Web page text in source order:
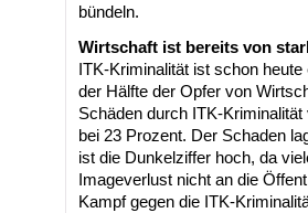
bündeln.
Wirtschaft ist bereits von
ITK-Kriminalität ist schon
der Hälfte der Opfer von
Schäden durch ITK-
bei 23 Prozent. Der Schaden
ist die Dunkelziffer hoch, da
Imageverlust nicht an die
Kampf gegen die ITK-